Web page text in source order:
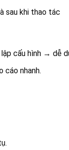
sau khi thao tác
cấu hình → dễ
cáo nhanh.